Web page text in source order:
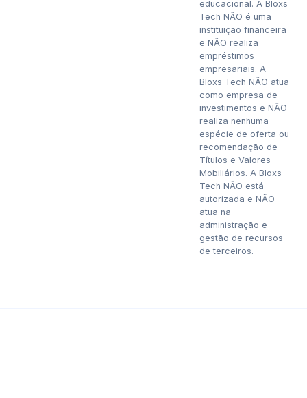
educacional. A Bloxs
Tech NÃO é uma
instituição financeira
e NÃO realiza
empréstimos
empresariais. A
Bloxs Tech NÃO atua
como empresa de
investimentos e NÃO
realiza nenhuma
espécie de oferta ou
recomendação de
Títulos e Valores
Mobiliários. A Bloxs
Tech NÃO está
autorizada e NÃO
atua na
administração e
gestão de recursos
de terceiros.